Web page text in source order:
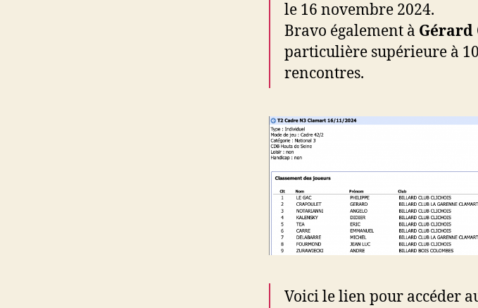
le 16 novembre 2024.
Bravo également à Gérard
particulière supérieure à 10
rencontres.
Voici le lien pour accéder